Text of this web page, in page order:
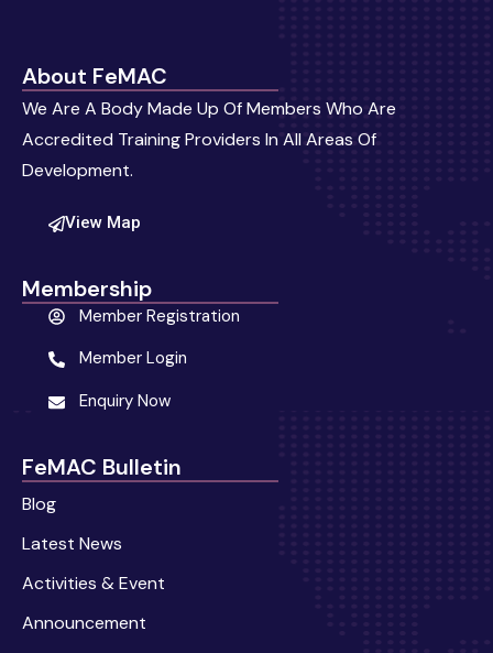
About FeMAC
We Are A Body Made Up Of Members Who Are
Accredited Training Providers In All Areas Of
Development.
View Map
Membership
Member Registration
Member Login
Enquiry Now
FeMAC Bulletin
Blog
Latest News
Activities & Event
Announcement